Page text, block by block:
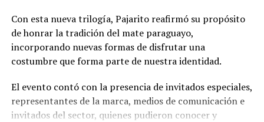
Con esta nueva trilogía, Pajarito reafirmó su propósito
de honrar la tradición del mate paraguayo,
incorporando nuevas formas de disfrutar una
costumbre que forma parte de nuestra identidad.
El evento contó con la presencia de invitados especiales,
representantes de la marca, medios de comunicación e
invitados del sector, quienes pudieron conocer y